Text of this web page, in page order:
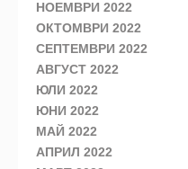
НОЕМВРИ 2022
ОКТОМВРИ 2022
СЕПТЕМВРИ 2022
АВГУСТ 2022
ЮЛИ 2022
ЮНИ 2022
МАЙ 2022
АПРИЛ 2022